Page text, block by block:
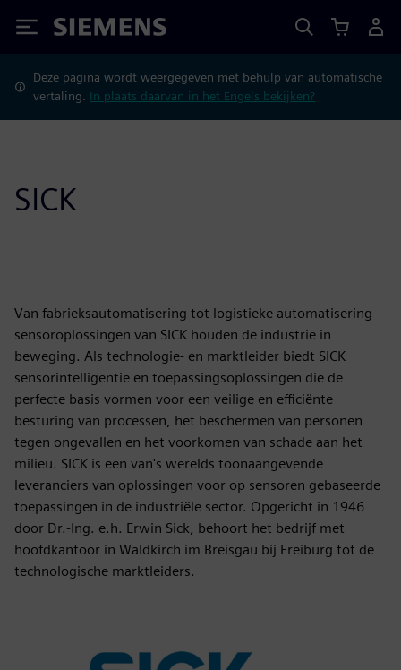
Siemens
Deze pagina wordt weergegeven met behulp van automatische
vertaling. In plaats daarvan in het Engels bekijken?
SICK
Van fabrieksautomatisering tot logistieke automatisering -
sensoroplossingen van SICK houden de industrie in
beweging. Als technologie- en marktleider biedt SICK
sensorintelligentie en toepassingsoplossingen die de
perfecte basis vormen voor een veilige en efficiënte
besturing van processen, het beschermen van personen
tegen ongevallen en het voorkomen van schade aan het
milieu. SICK is een van's werelds toonaangevende
leveranciers van oplossingen voor op sensoren gebaseerde
toepassingen in de industriële sector. Opgericht in 1946
door Dr.-Ing. e.h. Erwin Sick, behoort het bedrijf met
hoofdkantoor in Waldkirch im Breisgau bij Freiburg tot de
technologische marktleiders.